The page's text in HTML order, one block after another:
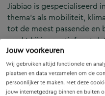
Jouw voorkeuren
Wij gebruiken altijd functionele en
plaatsen en data verzamelen om de
persoonlijker te maken. Met deze
jouw internetgedrag binnen en buiten
Jiabiao is gespecialiseerd
thema’s als mobiliteit,
tot de meest passende
werkt hij innovatief met
uit verschillende
de diverse stakeholders.
bijdrage te leveren aan
duurzame toekomst.